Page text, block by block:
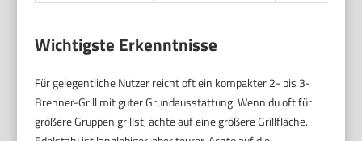
Wichtigste Erkenntnisse
Für gelegentliche Nutzer reicht oft ein kompakter 2- bis 3-
Brenner-Grill mit guter Grundausstattung. Wenn du oft für
größere Gruppen grillst, achte auf eine größere Grillfläche.